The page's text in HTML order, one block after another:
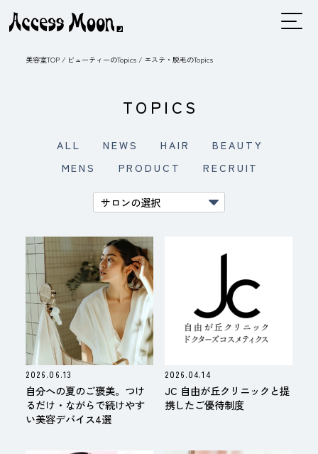
美容室TOP/ ビューティーのTopics/ エステ・脱毛のTopics
TOPICS
ALL NEWS HAIR
BEAUTY
MENS
PRODUCT RECRUIT
2026.06.13
自分への夏のご褒美。つけ
るだけ・ながらで続けやす
い美容デバイス4選
2026.04.14
JC 自由が丘クリニックと提
携したご優待制度